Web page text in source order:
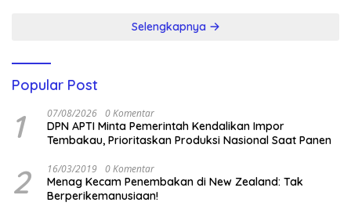
Selengkapnya
Popular Post
1 07/08/2026 0 Komentar
DPN APTI Minta Pemerintah Kendalikan Impor
Tembakau, Prioritaskan Produksi Nasional Saat Panen
2 16/03/2019 0 Komentar
Menag Kecam Penembakan di New Zealand: Tak
Berperikemanusiaan!